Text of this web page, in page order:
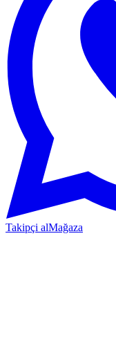
Takipçi alMağaza